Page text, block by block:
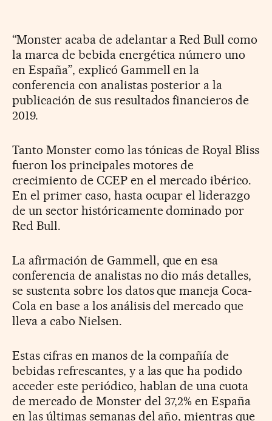
“Monster acaba de adelantar a Red Bull como
la marca de bebida energética número uno
en España”, explicó Gammell en la
conferencia con analistas posterior a la
publicación de sus resultados financieros de
2019.
Tanto Monster como las tónicas de Royal Bliss
fueron los principales motores de
crecimiento de CCEP en el mercado ibérico.
En el primer caso, hasta ocupar el liderazgo
de un sector históricamente dominado por
Red Bull.
La afirmación de Gammell, que en esa
conferencia de analistas no dio más detalles,
se sustenta sobre los datos que maneja Coca-
Cola en base a los análisis del mercado que
lleva a cabo Nielsen.
Estas cifras en manos de la compañía de
bebidas refrescantes, y a las que ha podido
acceder este periódico, hablan de una cuota
de mercado de Monster del 37,2% en España
en las últimas semanas del año, mientras que